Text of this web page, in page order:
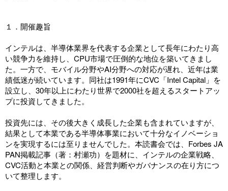
１．開催趣旨
インテルは、半導体業界を代表する企業として長年にわたり高
い競争力を維持し、CPU市場で圧倒的な地位を築いてきまし
た。一方で、モバイル分野やAI分野への対応が遅れ、近年は業
績低迷が続いています。同社は1991年にCVC「Intel Capital」を
設立し、30年以上にわたり世界で2000社を超えるスタートアッ
プに投資してきました。
投資先には、その後大きく成長した企業も含まれていますが、
結果として本業である半導体事業において十分なイノベーショ
ンを実現するには至りませんでした。本読書会では、Forbes JA
PAN掲載記事（著：村瀬功）を題材に、インテルの企業戦略、
CVC活動と本業との関係、経営判断やガバナンスの在り方につ
いて整理します。